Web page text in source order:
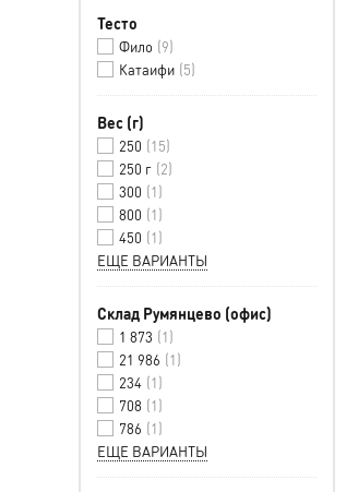
Тесто
Фило 9
Катаифи 5
Вес (г)
250 15
250 г 2
300 1
800 1
450 1
ЕЩЕ ВАРИАНТЫ
Склад Румянцево (офис)
1 873 1
21 986 1
234 1
708 1
786 1
ЕЩЕ ВАРИАНТЫ